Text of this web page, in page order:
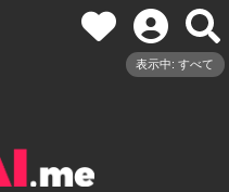
表示中: すべて